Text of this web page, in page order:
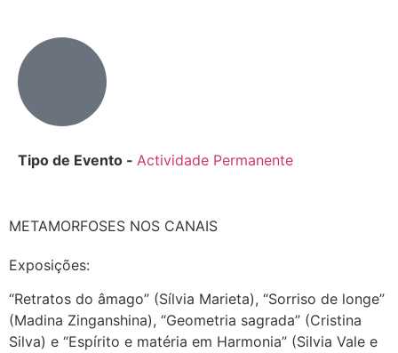
Tipo de Evento - Actividade Permanente
METAMORFOSES NOS CANAIS
Exposições:
“Retratos do âmago” (Sílvia Marieta), “Sorriso de longe”
(Madina Zinganshina), “Geometria sagrada” (Cristina
Silva) e “Espírito e matéria em Harmonia” (Silvia Vale e